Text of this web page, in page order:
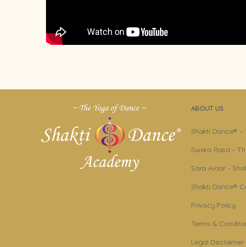
ABOUT US
Shakti Dance® –
Swara Rasa –
Sara Avtar –
Shakti Dance®
Privacy Policy
Terms &
Legal Disclaimer